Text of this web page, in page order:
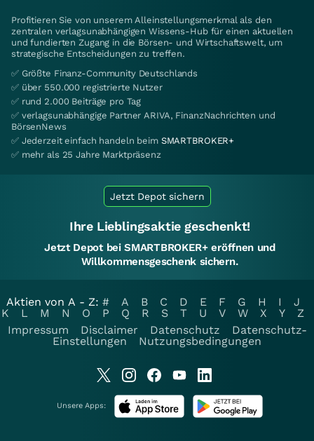
Profitieren Sie von unserem Alleinstellungsmerkmal als den
zentralen verlagsunabhängigen Wissens-Hub für einen aktuellen
und fundierten Zugang in die Börsen- und Wirtschaftswelt, um
strategische Entscheidungen zu treffen.
✅ Größte Finanz-Community Deutschlands
✅ über 550.000 registrierte Nutzer
✅ rund 2.000 Beiträge pro Tag
✅ verlagsunabhängige Partner ARIVA, FinanzNachrichten und
BörsenNews
✅ Jederzeit einfach handeln beim SMARTBROKER+
✅ mehr als 25 Jahre Marktpräsenz
Jetzt Depot sichern
Ihre Lieblingsaktie geschenkt!
Jetzt Depot bei SMARTBROKER+ eröffnen und
Willkommensgeschenk sichern.
Aktien von A - Z: # A B C D E F G H I
J
K
L M N O P Q R S T U V W X Y
Z
Impressum
Disclaimer Datenschutz
Datenschutz-
Einstellungen
Nutzungsbedingungen
Unsere Apps: